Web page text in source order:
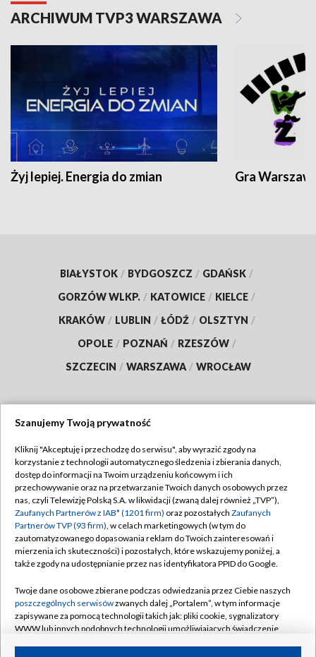
ARCHIWUM TVP3 WARSZAWA
Żyj lepiej. Energia do zmian Gra
BIAŁYSTOK / BYDGOSZCZ / GDAŃSK /
GORZÓW WLKP. / KATOWICE / KIELCE /
KRAKÓW / LUBLIN / ŁÓDŹ / OLSZTYN /
OPOLE / POZNAŃ / RZESZÓW /
SZCZECIN / WARSZAWA / WROCŁAW
TVP
Abonament TVP
Emisja w TVP
Centrum informacji TVP
Naziemna Telewizja Cyfrowa
Rada Programowa
System NOS
Informacje o nadawcy
Regulamin TVP
Polityka prywatności
Moje zgody
Pomoc
Kontakt
Kanały
Szanujemy Twoją prywatność
Kliknij "Akceptuję i przechodzę do serwisu", aby wyrazić zgody na
korzystanie z technologii automatycznego śledzenia i zbierania danych,
dostęp do informacji na Twoim urządzeniu końcowym i ich
przechowywanie oraz na przetwarzanie Twoich danych osobowych przez
nas, czyli Telewizję Polską S.A. w likwidacji (zwaną dalej również „TVP”),
Zaufanych Partnerów z IAB* (1201 firm) oraz pozostałych Zaufanych
Partnerów TVP (93 firm), w celach marketingowych (w tym do
zautomatyzowanego dopasowania reklam do Twoich zainteresowań i
mierzenia ich skuteczności) i pozostałych, które wskazujemy poniżej, a
także zgody na udostępnianie przez nas identyfikatora PPID do Google.
Twoje dane osobowe zbierane podczas odwiedzania przez Ciebie naszych
poszczególnych serwisówzwanych dalej „Portalem”, w tym informacje
zapisywane za pomocą technologii takich jak: pliki cookie, sygnalizatory
WWW lub innych podobnych technologii umożliwiających świadczenie